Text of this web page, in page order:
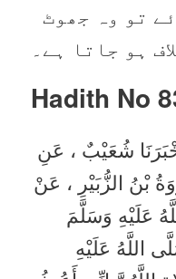
تو وہ جھوٹ
ہو جاتا ہے۔
Hadith No
شُعَيْبٌ ، عَنِ
بْنُ الزُّبَيْرِ ، عَنْ
عَلَيْهِ وَسَلَّمَ
اللَّهُ عَلَيْهِ